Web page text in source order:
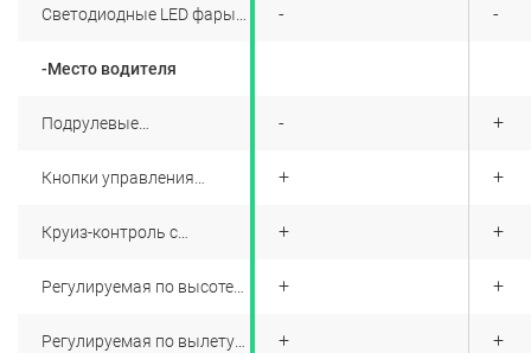
Светодиодные LED фары
огнями
-Место водителя
Подрулевые
Кнопки управления
Круиз-контроль с
Регулируемая по высоте
Регулируемая по вылету
+
+
+
+
+
+
-
-
+
+
+
+
-
+
+
+
+
+